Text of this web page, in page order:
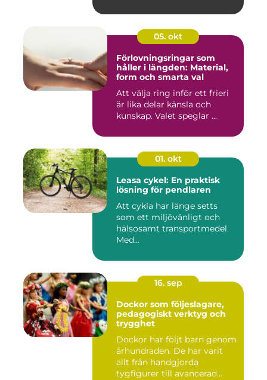
05. okt
Förlovningsringar som
håller i längden: Material,
form och smarta val
Att välja ring inför ett frieri
är lika delar känsla och
kunskap. Valet speglar ...
01. okt
Leasa cykel: En praktisk
lösning för pendlaren
Att cykla har länge setts
som ett miljövänligt och
hälsosamt transportmedel.
Med...
16. sep
Dockor som följeslagare,
pedagogiskt verktyg och
trygghet
Dockor har följt barn genom
århundraden. De har varit
allt från handgjorda
tygfigurer till avancerad...